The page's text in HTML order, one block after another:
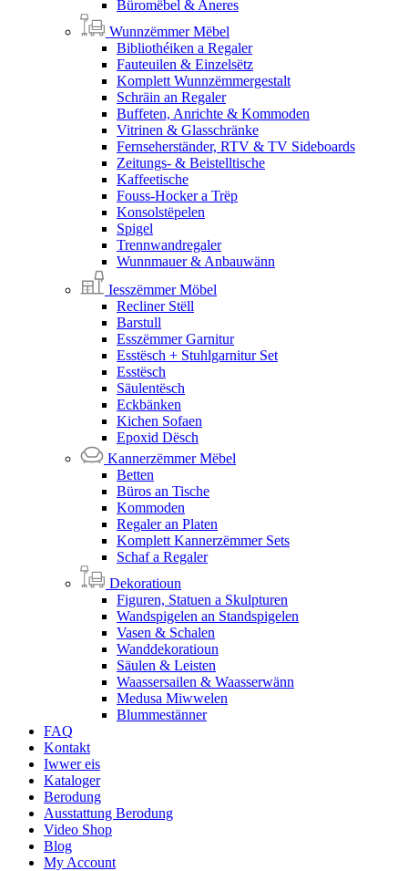
Büromëbel & Aneres
Wunnzëmmer Mëbel
Bibliothéiken a Regaler
Fauteuilen & Einzelsëtz
Komplett Wunnzëmmergestalt
Schräin an Regaler
Buffeten, Anrichte & Kommoden
Vitrinen & Glasschränke
Fernseherständer, RTV & TV Sideboards
Zeitungs- & Beistelltische
Kaffeetische
Fouss-Hocker a Trëp
Konsolstëpelen
Spigel
Trennwandregaler
Wunnmauer & Anbauwänn
Iesszëmmer Möbel
Recliner Stëll
Barstull
Esszëmmer Garnitur
Esstësch + Stuhlgarnitur Set
Esstësch
Säulentësch
Eckbänken
Kichen Sofaen
Epoxid Dësch
Kannerzëmmer Mëbel
Betten
Büros an Tische
Kommoden
Regaler an Platen
Komplett Kannerzëmmer Sets
Schaf a Regaler
Dekoratioun
Figuren, Statuen a Skulpturen
Wandspigelen an Standspigelen
Vasen & Schalen
Wanddekoratioun
Säulen & Leisten
Waassersailen & Waasserwänn
Medusa Miwwelen
Blummestänner
FAQ
Kontakt
Iwwer eis
Kataloger
Berodung
Ausstattung Berodung
Video Shop
Blog
My Account